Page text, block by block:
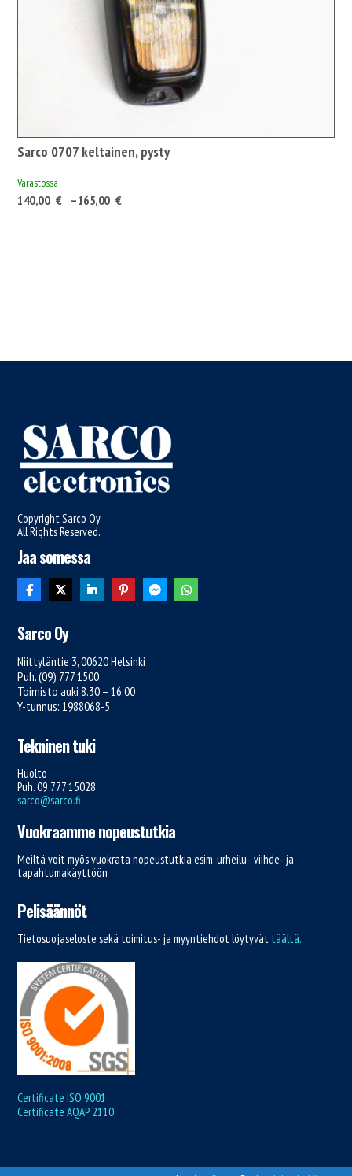
Sarco 0707 keltainen, pysty
Varastossa
140,00 € –165,00 €
Copyright Sarco Oy.
All Rights Reserved.
Jaa somessa
Sarco Oy
Niittyläntie 3, 00620 Helsinki
Puh. (09) 777 1500
Toimisto auki 8.30 – 16.00
Y-tunnus: 1988068-5
Tekninen tuki
Huolto
Puh. 09 777 15028
sarco@sarco.fi
Vuokraamme nopeustutkia
Meiltä voit myös vuokrata nopeustutkia esim. urheilu-, viihde- ja
tapahtumakäyttöön
Pelisäännöt
Tietosuojaseloste sekä toimitus- ja myyntiehdot löytyvät täältä.
Certificate ISO 9001
Certificate AQAP 2110